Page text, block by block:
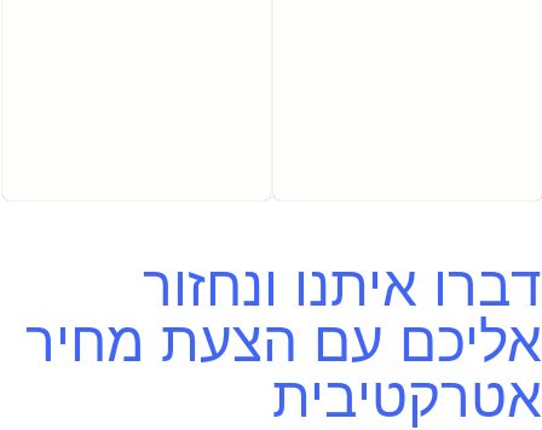
דברו איתנו ונחזור
אליכם עם הצעת מחיר
אטרקטיבית